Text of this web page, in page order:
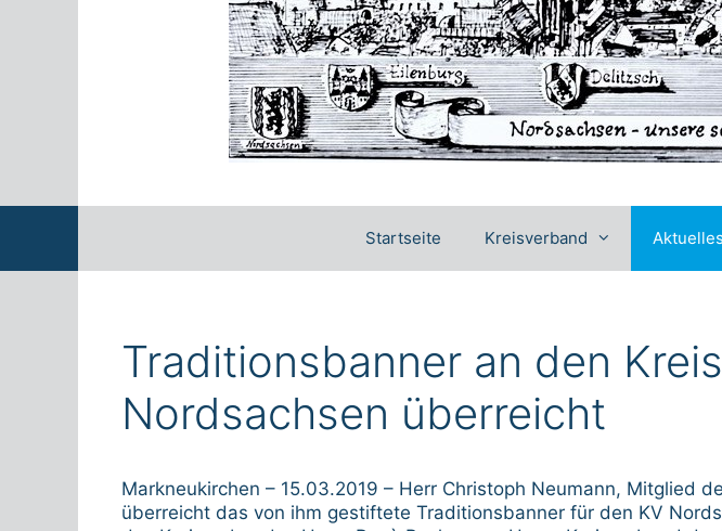
Startseite Kreisverband Aktuelles
Traditionsbanner an den
Nordsachsen überreicht
Markneukirchen – 15.03.2019 – Herr Christoph Neumann, Mitglied
überreicht das von ihm gestiftete Traditionsbanner für den KV